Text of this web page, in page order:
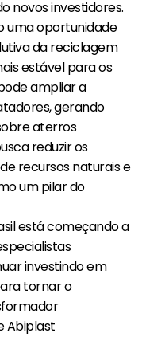
novos investidores.
uma oportunidade
da reciclagem
estável para os
ampliar a
gerando
aterros
reduzir os
recursos naturais e
um pilar do
está começando a
investindo em
tornar o
Abiplast